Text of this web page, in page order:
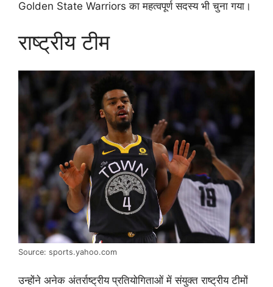
Golden State Warriors का महत्वपूर्ण सदस्य भी चुना गया।
राष्ट्रीय टीम
Source: sports.yahoo.com
उन्होंने अनेक अंतर्राष्ट्रीय प्रतियोगिताओं में संयुक्त राष्ट्रीय टीमों